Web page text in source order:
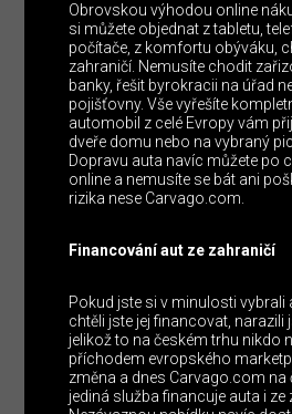
Obrovskou výhodou online
si můžete objednat z tabletu,
počítače, z komfortu obýváku,
zahraničí. Nemusíte chodit
banky, řešit byrokracii na úřad
pojišťovny. Vše vyřešíte
automobil z celé Evropy vám
dveře domu nebo na vybraný
Dopravu auta navíc můžete po
online a nemusíte se bát ani
rizika nese Carvago.com.
Financování aut ze zahraničí
Pokud jste si v minulosti vybrali
chtěli jste jej financovat, narazili
jelikož to na českém trhu nikdo
příchodem evropského
změna a dnes Carvago.com na
jediná služba financuje auta i ze